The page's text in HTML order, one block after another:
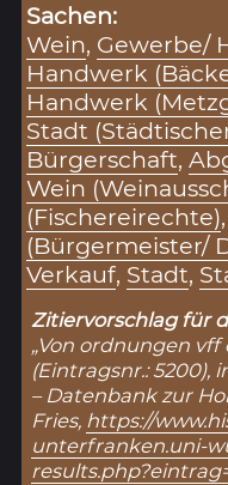
Sachen:
Wein, Gewerbe/
Handwerk
Handwerk
Stadt
Bürgerschaft,
Wein
(Fischereirechte),
(Bürgermeister/
Verkauf, Stadt,
Zitiervorschlag für
„Von ordnungen
(Eintragsnr.: 5200),
– Datenbank zur
Fries, https://
unterfranken.uni-